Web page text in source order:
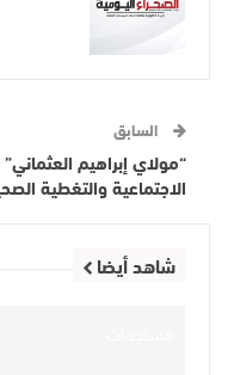
السابق
“مولاي إبراهيم
الاجتماعية والتغطية
شاهد أيضا